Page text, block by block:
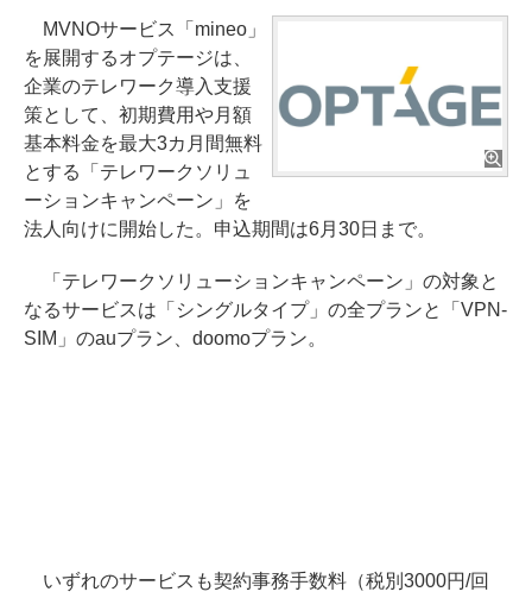
MVNOサービス「mineo」
を展開するオプテージは、
企業のテレワーク導入支援
策として、初期費用や月額
基本料金を最大3カ月間無料
とする「テレワークソリュ
ーションキャンペーン」を
法人向けに開始した。申込期間は6月30日まで。
「テレワークソリューションキャンペーン」の対象と
なるサービスは「シングルタイプ」の全プランと「VPN-
SIM」のauプラン、doomoプラン。
いずれのサービスも契約事務手数料（税別3000円/回